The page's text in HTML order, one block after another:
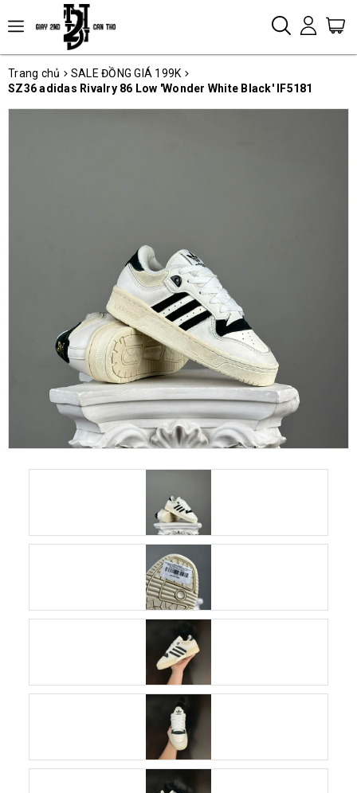
Trang chủ
SALE ĐỒNG GIÁ 199K
SZ36 adidas Rivalry 86 Low 'Wonder White Black' IF5181